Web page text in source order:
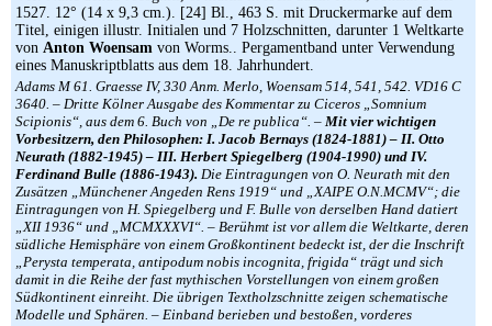
1527. 12° (14 x 9,3 cm.). [24] Bl., 463 S. mit Druckermarke auf dem
Titel, einigen illustr. Initialen und 7 Holzschnitten, darunter 1 Weltkarte
von Anton Woensam von Worms.. Pergamentband unter Verwendung
eines Manuskriptblatts aus dem 18. Jahrhundert.
Adams M 61. Graesse IV, 330 Anm. Merlo, Woensam 514, 541, 542. VD16 C
3640. – Dritte Kölner Ausgabe des Kommentar zu Ciceros „Somnium
Scipionis“, aus dem 6. Buch von „De re publica“. – Mit vier wichtigen
Vorbesitzern, den Philosophen: I. Jacob Bernays (1824-1881) – II. Otto
Neurath (1882-1945) – III. Herbert Spiegelberg (1904-1990) und IV.
Ferdinand Bulle (1886-1943). Die Eintragungen von O. Neurath mit den
Zusätzen „Münchener Angeden Rens 1919“ und „XAIPE O.N.MCMV“; die
Eintragungen von H. Spiegelberg und F. Bulle von derselben Hand datiert
„XII 1936“ und „MCMXXXVI“. – Berühmt ist vor allem die Weltkarte, deren
südliche Hemisphäre von einem Großkontinent bedeckt ist, der die Inschrift
„Perysta temperata, antipodum nobis incognita, frigida“ trägt und sich
damit in die Reihe der fast mythischen Vorstellungen von einem großen
Südkontinent einreiht. Die übrigen Textholzschnitte zeigen schematische
Modelle und Sphären. – Einband berieben und bestoßen, vorderes